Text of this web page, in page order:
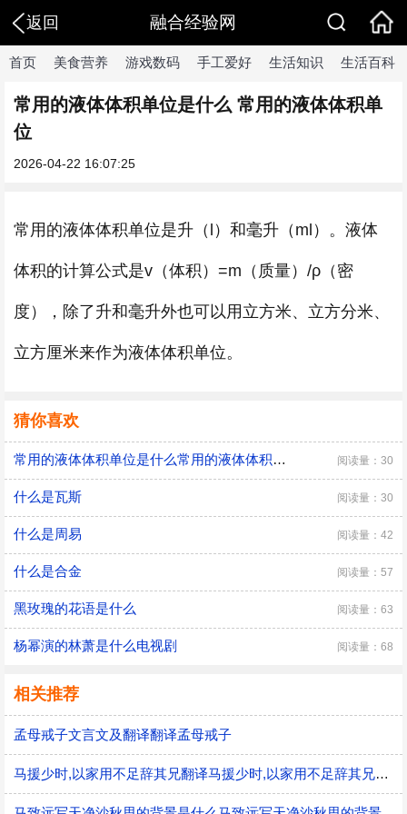
返回 融合经验网
首页 美食营养 游戏数码 手工爱好 生活知识 生活百科
常用的液体体积单位是什么 常用的液体体积单
位
2026-04-22 16:07:25
常用的液体体积单位是升（l）和毫升（ml）。液体
体积的计算公式是v（体积）=m（质量）/ρ（密
度），除了升和毫升外也可以用立方米、立方分米、
立方厘米来作为液体体积单位。
猜你喜欢
常用的液体体积单位是什么常用的液体体积单位 阅读量：30
什么是瓦斯 阅读量：30
什么是周易 阅读量：42
什么是合金 阅读量：57
黑玫瑰的花语是什么 阅读量：63
杨幂演的林萧是什么电视剧 阅读量：68
相关推荐
孟母戒子文言文及翻译翻译孟母戒子
马援少时,以家用不足辞其兄翻译马援少时,以家用不足辞其兄的意思